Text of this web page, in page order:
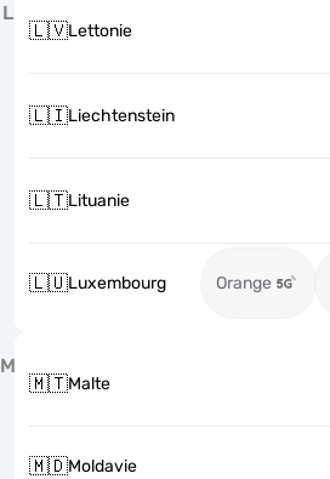
L
🇱🇻Lettonie
🇱🇮Liechtenstein
🇱🇹Lituanie
🇱🇺Luxembourg Orange
M
🇲🇹Malte
🇲🇩Moldavie